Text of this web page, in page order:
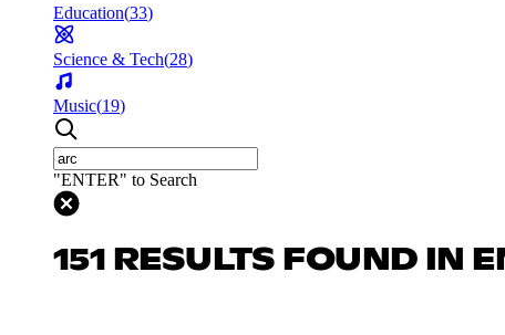
Education(33)
Science & Tech(28)
Music(19)
"ENTER" to Search
151 RESULTS FOUND IN